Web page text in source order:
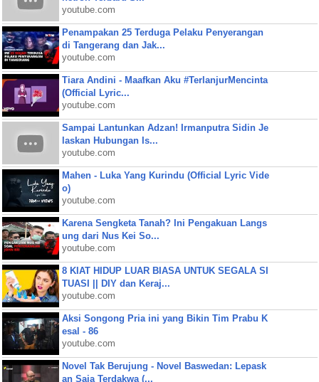
youtube.com
Penampakan 25 Terduga Pelaku Penyerangan
di Tangerang dan Jak...
youtube.com
Tiara Andini - Maafkan Aku #TerlanjurMencinta
(Official Lyric...
youtube.com
Sampai Lantunkan Adzan! Irmanputra Sidin Je
laskan Hubungan Is...
youtube.com
Mahen - Luka Yang Kurindu (Official Lyric Vide
o)
youtube.com
Karena Sengketa Tanah? Ini Pengakuan Langs
ung dari Nus Kei So...
youtube.com
8 KIAT HIDUP LUAR BIASA UNTUK SEGALA SI
TUASI || DIY dan Keraj...
youtube.com
Aksi Songong Pria ini yang Bikin Tim Prabu K
esal - 86
youtube.com
Novel Tak Berujung - Novel Baswedan: Lepask
an Saja Terdakwa (...